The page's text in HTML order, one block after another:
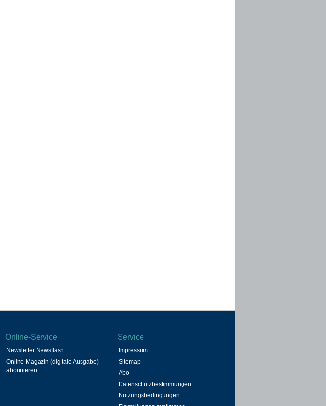
Online-Service
Newsletter Newsflash
Online-Magazin (digitale Ausgabe)
abonnieren
Service
Impressum
Sitemap
Abo
Datenschutzbestimmungen
Nutzungsbedingungen